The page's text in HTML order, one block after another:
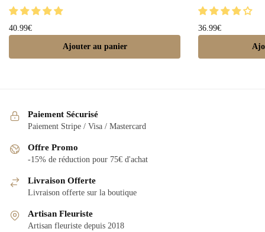
40.99€
Ajouter au panier
36.99€
Paiement Sécurisé
Paiement Stripe / Visa / Mastercard
Offre Promo
-15% de réduction pour 75€ d'achat
Livraison Offerte
Livraison offerte sur la boutique
Artisan Fleuriste
Artisan fleuriste depuis 2018